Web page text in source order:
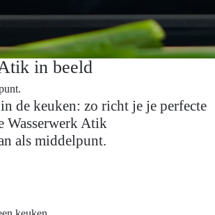
in beeld
de keuken: zo richt je je perfecte
Wasserwerk Atik
als middelpunt.